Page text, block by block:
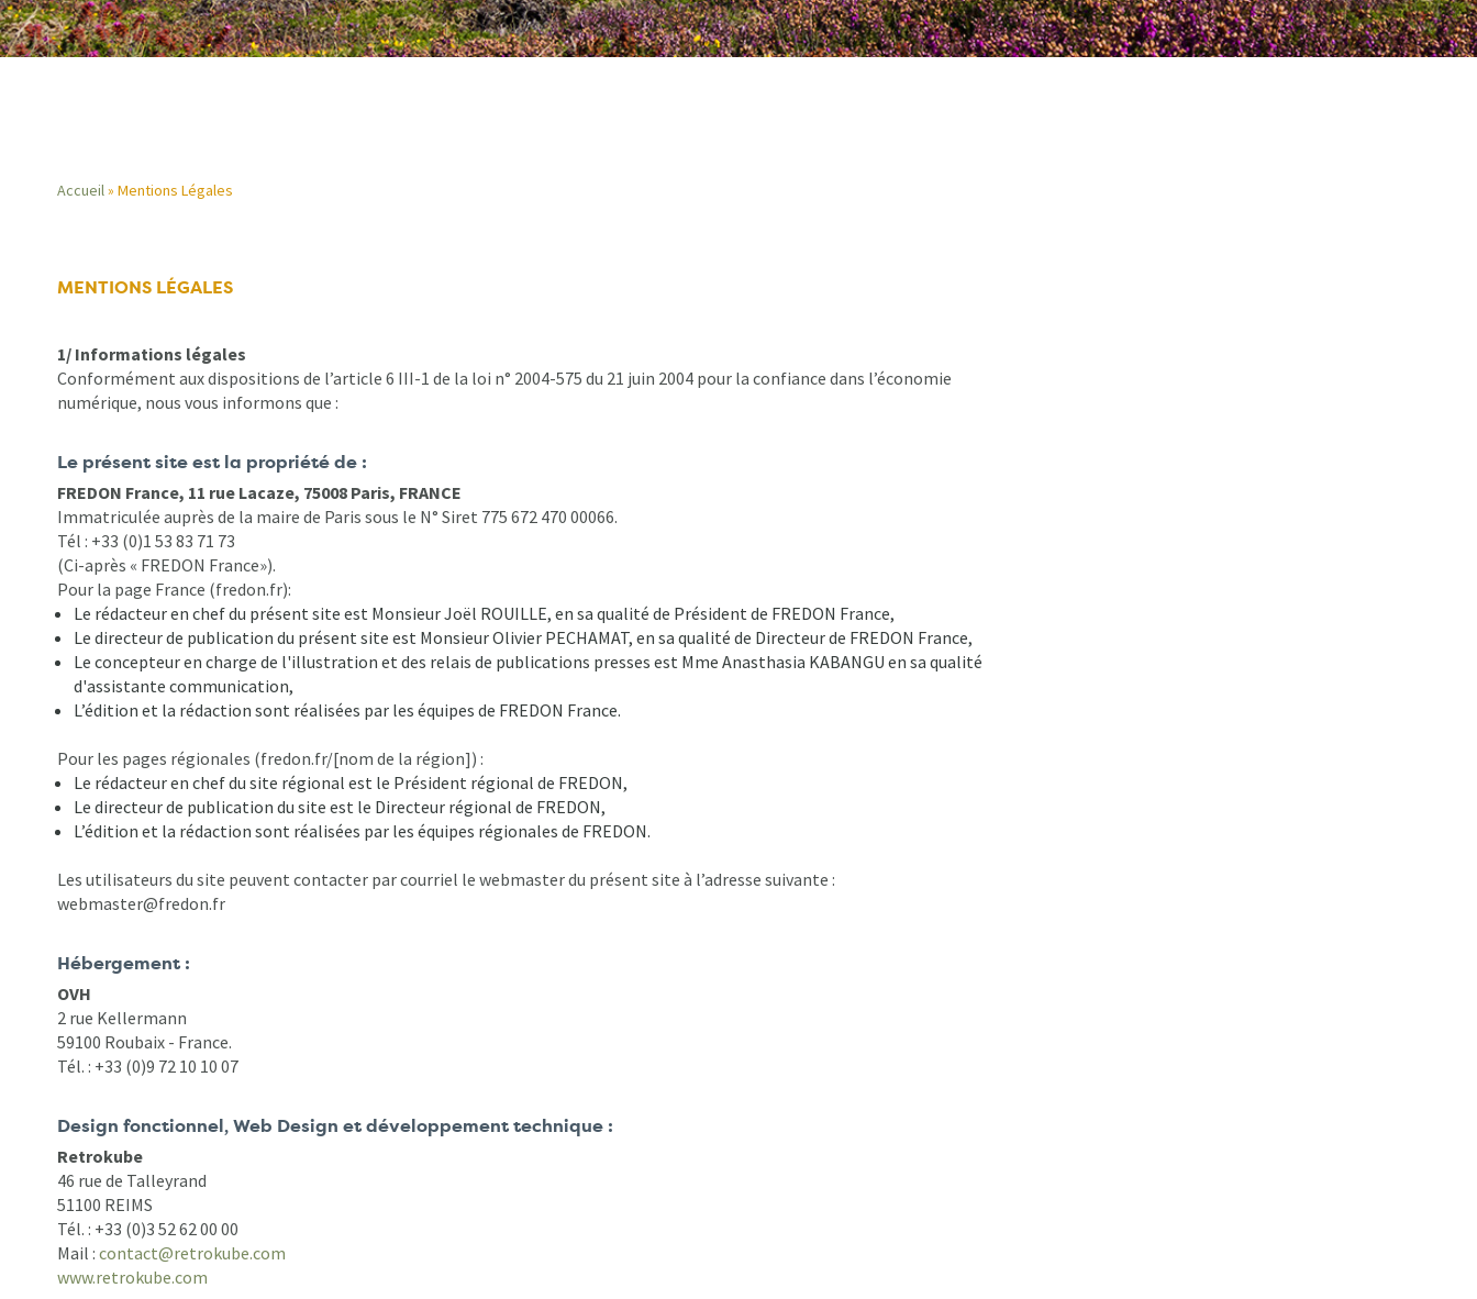
d'Ariane
Accueil Mentions Légales
MENTIONS LÉGALES
1/ Informations légales
Conformément aux dispositions de l’article 6 III-1 de la loi n° 2004-575 du 21 juin 2004 pour la confiance dans l’économie
numérique, nous vous informons que :
Le présent site est la propriété de :
FREDON France, 11 rue Lacaze, 75008 Paris, FRANCE
Immatriculée auprès de la maire de Paris sous le N° Siret 775 672 470 00066.
Tél : +33 (0)1 53 83 71 73
(Ci-après « FREDON France»).
Pour la page France (fredon.fr):
Le rédacteur en chef du présent site est Monsieur Joël ROUILLE, en sa qualité de Président de FREDON France,
Le directeur de publication du présent site est Monsieur Olivier PECHAMAT, en sa qualité de Directeur de FREDON France,
Le concepteur en charge de l'illustration et des relais de publications presses est Mme Anasthasia KABANGU en sa qualité
d'assistante communication,
L’édition et la rédaction sont réalisées par les équipes de FREDON France.
Pour les pages régionales (fredon.fr/[nom de la région]) :
Le rédacteur en chef du site régional est le Président régional de FREDON,
Le directeur de publication du site est le Directeur régional de FREDON,
L’édition et la rédaction sont réalisées par les équipes régionales de FREDON.
Les utilisateurs du site peuvent contacter par courriel le webmaster du présent site à l’adresse suivante :
webmaster@fredon.fr
Hébergement :
OVH
2 rue Kellermann
59100 Roubaix - France.
Tél. : +33 (0)9 72 10 10 07
Design fonctionnel, Web Design et développement technique :
Retrokube
46 rue de Talleyrand
51100 REIMS
Tél. : +33 (0)3 52 62 00 00
Mail : contact@retrokube.com
www.retrokube.com